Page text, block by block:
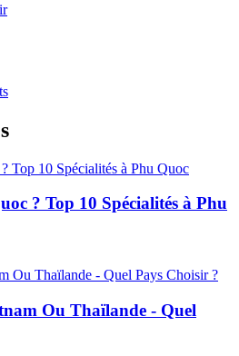
? Top 10 Spécialités à Phu
Ou Thaïlande - Quel